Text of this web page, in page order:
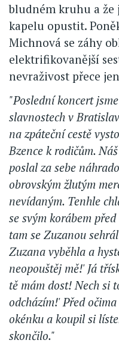
bludném kruhu a že
kapelu opustit.
Michnová se záhy
elektrifikovanější
nevraživost přece
"Poslední koncert
slavnostech v
na zpáteční cestě
Bzence k rodičům.
poslal za sebe
obrovským žlutým
nevídaným. Tenhle
se svým korábem
tam se Zuzanou
Zuzana vyběhla a
neopouštěj mě!' Já
tě mám dost! Nech si
odcházím!' Před
okénku a koupil si
skončilo."